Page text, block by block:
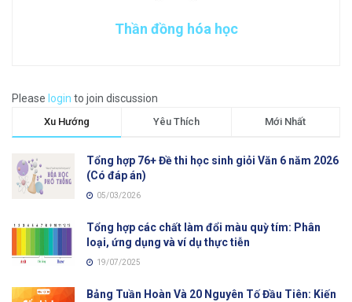
Thần đồng hóa học
Please login to join discussion
Xu Hướng Yêu Thích Mới Nhất
Tổng hợp 76+ Đề thi học sinh giỏi Văn 6 năm 2026
(Có đáp án)
05/03/2026
Tổng hợp các chất làm đổi màu quỳ tím: Phân
loại, ứng dụng và ví dụ thực tiễn
19/07/2025
Bảng Tuần Hoàn Và 20 Nguyên Tố Đầu Tiên: Kiến